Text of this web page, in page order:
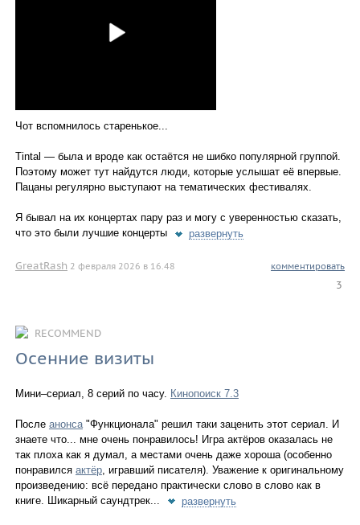
Чот вспомнилось старенькое...
Tintal — была и вроде как остаётся не шибко популярной группой.
Поэтому может тут найдутся люди, которые услышат её впервые.
Пацаны регулярно выступают на тематических фестивалях.
Я бывал на их концертах пару раз и могу с уверенностью сказать,
что это были лучшие концерты
развернуть
GreatRash 2 февраля 2026 в 16.48 комментировать
3
RECOMMEND
Осенние визиты
Мини–сериал, 8 серий по часу. Кинопоиск 7.3
После анонса"Функционала" решил таки заценить этот сериал. И
знаете что... мне очень понравилось! Игра актёров оказалась не
так плоха как я думал, а местами очень даже хороша (особенно
понравился актёр, игравший писателя). Уважение к оригинальному
произведению: всё передано практически слово в слово как в
книге. Шикарный саундтрек...
развернуть